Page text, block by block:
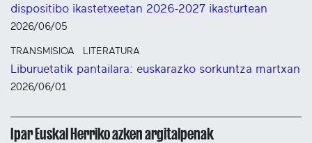
dispositibo ikastetxeetan 2026-2027 ikasturtean
2026/06/05
TRANSMISIOA LITERATURA
Liburuetatik pantailara: euskarazko sorkuntza martxan
2026/06/01
Ipar Euskal Herriko azken argitalpenak